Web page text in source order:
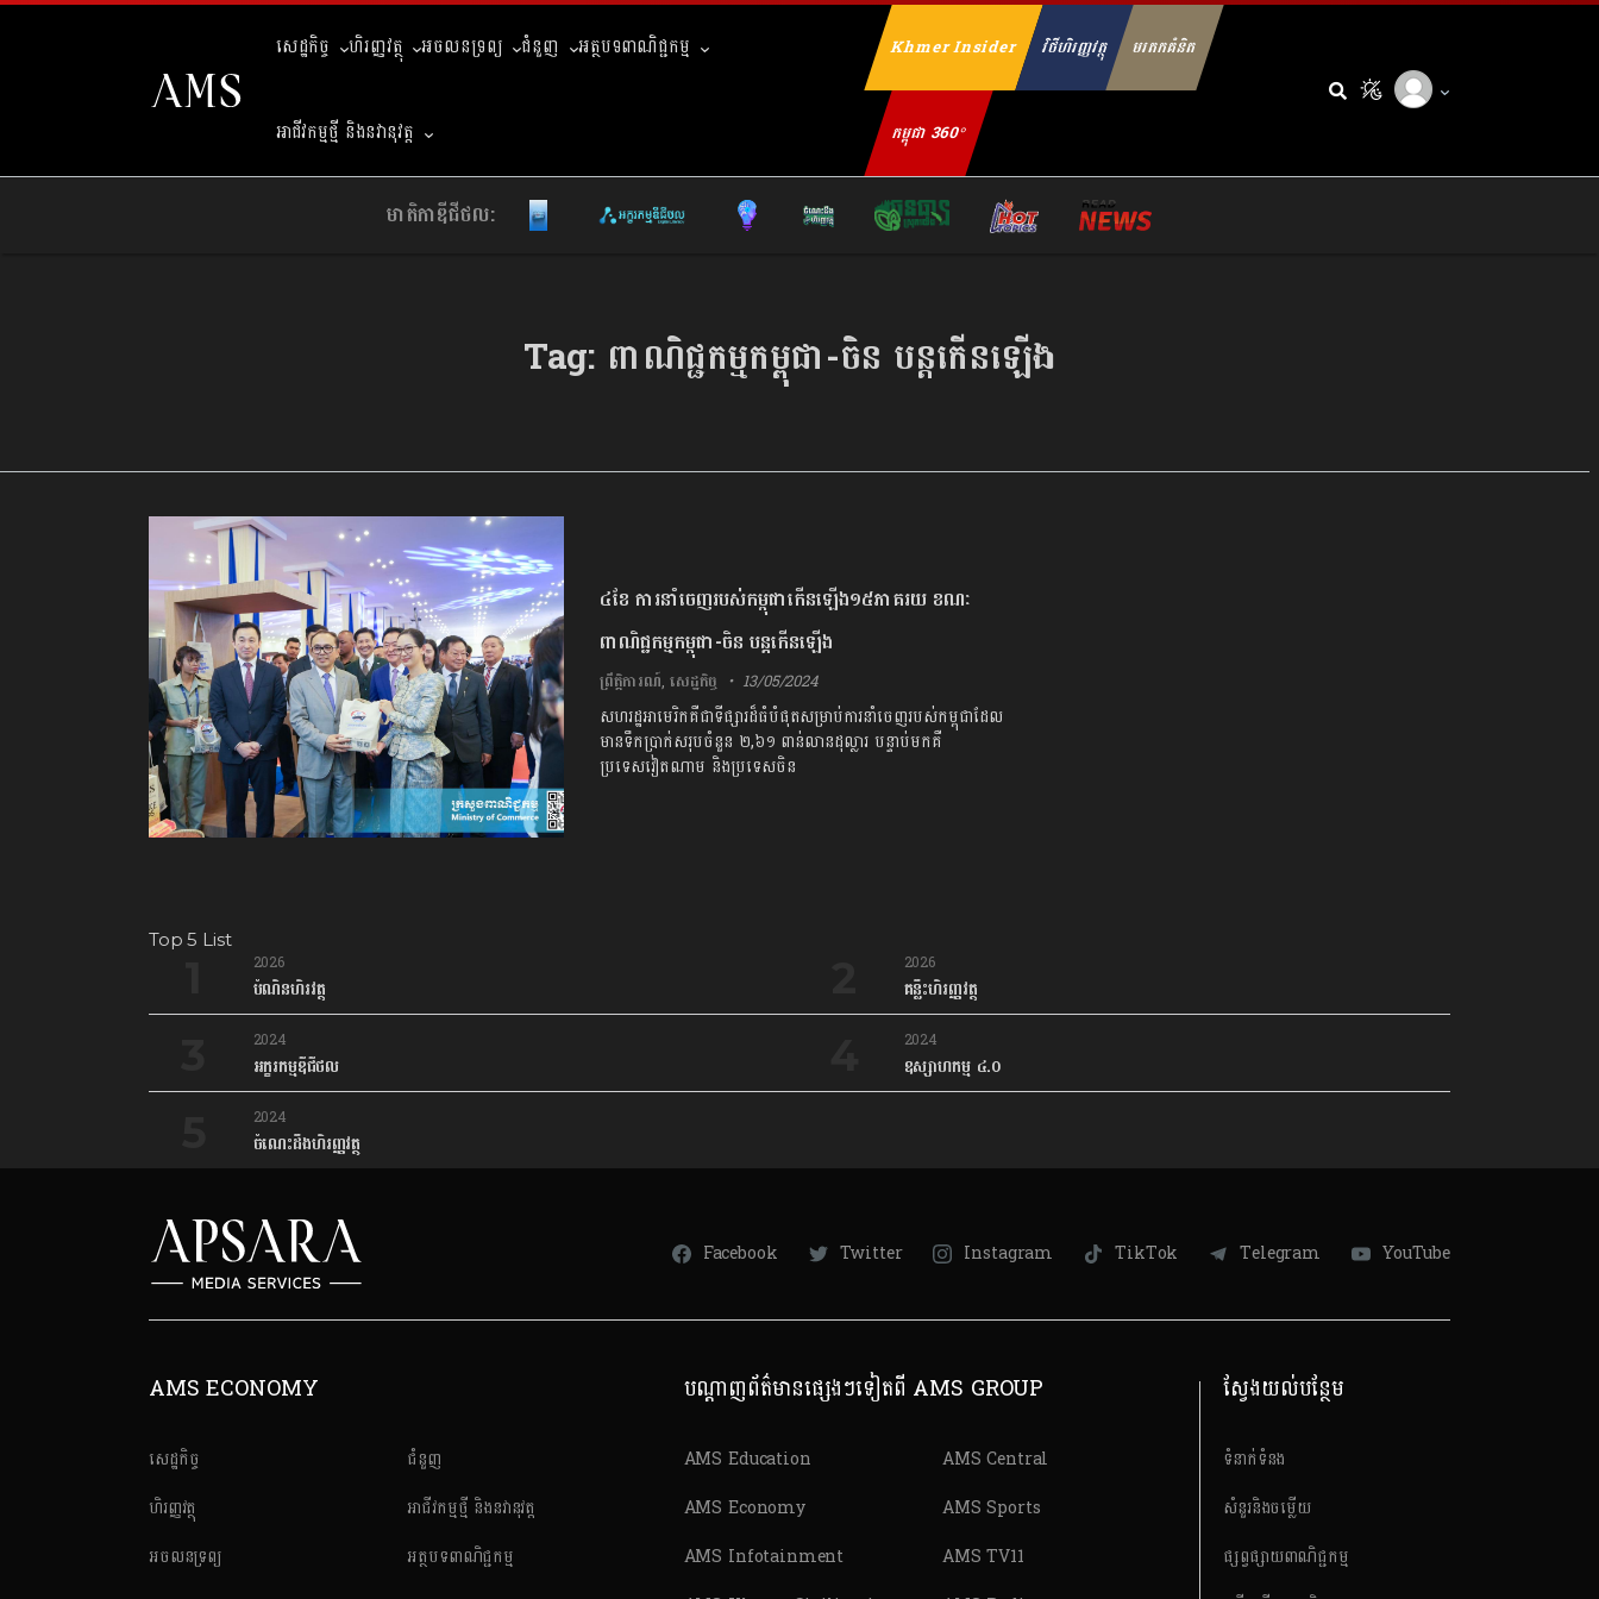
សេដ្ឋកិច្ច ហិរញ្ញវត្ថុ អចលនទ្រព្យ ជំនួញ អត្ថបទពាណិជ្ជកម្ម
អាជីវកម្មថ្មី និងនវានុវត្ត
Khmer Insider វិថីហិរញ្ញវត្ថុ មរតកគំនិត
កម្ពុជា 360°
មាតិកាឌីជីថល:
Tag: ពាណិជ្ជកម្មកម្ពុជា-ចិន បន្តកើនឡើង
​៤​ខែ ​ការនាំចេញ​របស់​កម្ពុជា​កើន​ឡើង​១​៥​ភាគរយ​ ​ខណៈ
ពាណិជ្ជកម្ម​កម្ពុជា​-​ចិន​ ​បន្ត​កើន​ឡើង​
ព្រឹត្តិការណ៍, សេដ្ឋកិច្ច 13/05/2024
សហរដ្ឋអាមេរិកគឺជាទីផ្សារដ៏ធំបំផុតសម្រាប់ការនាំចេញរបស់កម្ពុជាដែល
មានទឹកប្រាក់សរុបចំនួន ២,៦១ ពាន់លានដុល្លារ បន្ទាប់មកគឺ
ប្រទេសវៀតណាម និងប្រទេសចិន
Top 5 List
2026
បំណិនហិរវត្ថុ
2026
គន្លឹះហិរញ្ញវត្ថុ
2024
អក្ខរកម្មឌីជីថល
2024
ឧស្សាហកម្ម ៤.០
2024
ចំណេះដឹងហិរញ្ញវត្ថុ
Facebook Twitter Instagram TikTok Telegram YouTube
AMS ECONOMY
សេដ្ឋកិច្ច
ហិរញ្ញវត្ថុ
អចលនទ្រព្យ
ជំនួញ
អាជីវកម្មថ្មី និងនវានុវត្ត
អត្ថបទពាណិជ្ជកម្ម
បណ្តាញព័ត៌មានផ្សេងៗទៀតពី AMS GROUP
AMS Education
AMS Economy
AMS Infotainment
AMS Central
AMS Sports
AMS TV11
ស្វែងយល់បន្ថែម
ទំនាក់ទំនង
សំនួរនិងចម្លើយ
ផ្សព្វផ្សាយពាណិជ្ជកម្ម